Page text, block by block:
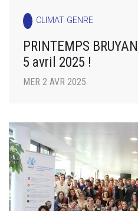
CLIMAT GENRE
PRINTEMPS
5 avril 2025 !
MER 2 AVR 2025